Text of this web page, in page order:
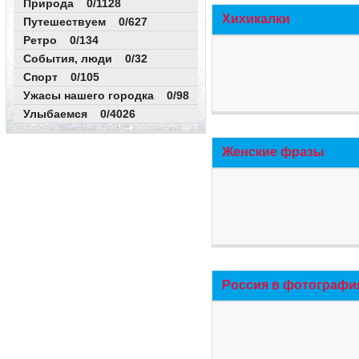
Природа 0/1128
Путешествуем 0/627
Ретро 0/134
События, люди 0/32
Спорт 0/105
Ужасы нашего городка 0/98
Улыбаемся 0/4026
Хихикалки
Женские фразы
Россия в